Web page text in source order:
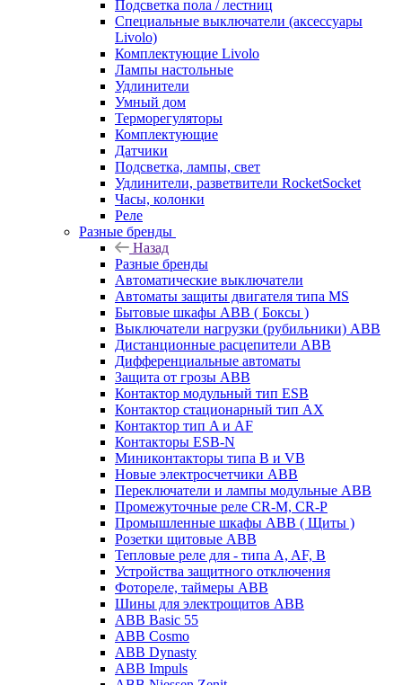
Подсветка пола / лестниц
Специальные выключатели (аксессуары
Livolo)
Комплектующие Livolo
Лампы настольные
Удлинители
Умный дом
Терморегуляторы
Комплектующие
Датчики
Подсветка, лампы, свет
Удлинители, разветвители RocketSocket
Часы, колонки
Реле
Разные бренды
Назад
Разные бренды
Автоматические выключатели
Автоматы защиты двигателя типа MS
Бытовые шкафы ABB ( Боксы )
Выключатели нагрузки (рубильники) ABB
Дистанционные расцепители ABB
Дифференциальные автоматы
Защита от грозы ABB
Контактор модульный тип ESB
Контактор стационарный тип AX
Контактор тип A и AF
Контакторы ESB-N
Миниконтакторы типа B и VB
Новые электросчетчики ABB
Переключатели и лампы модульные ABB
Промежуточные реле CR-M, CR-P
Промышленные шкафы ABB ( Щиты )
Розетки щитовые ABB
Тепловые реле для - типа A, AF, B
Устройства защитного отключения
Фотореле, таймеры ABB
Шины для электрощитов АВВ
ABB Basic 55
ABB Cosmo
ABB Dynasty
ABB Impuls